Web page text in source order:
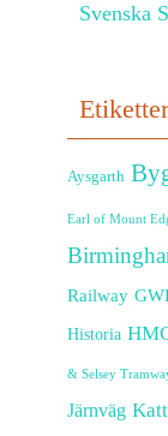
Svenska
Etiketter
Aysgarth
Earl of Mount
Railway
Historia
& Selsey
Järnväg Katt